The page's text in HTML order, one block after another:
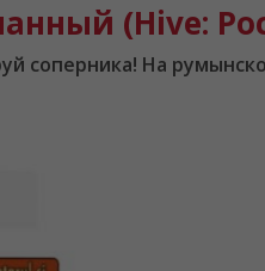
(Hive:
соперника! На